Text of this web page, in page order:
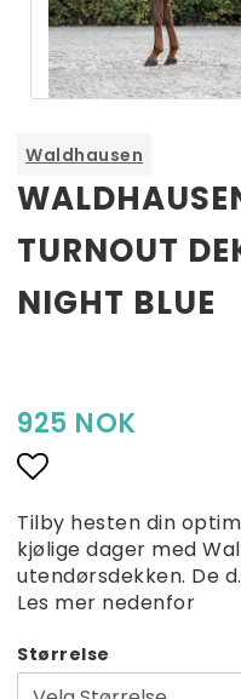
QHP Liberty Taugrime
Koboltblå
349 NOK
235,58 NOK
188,46 NOK
Waldhausen
TURNOUT
NIGHT BLUE
925 NOK
Add to list of
Tilby hesten din
kjølige dager med
utendørsdekken. De
Les mer nedenfor
Størrelse